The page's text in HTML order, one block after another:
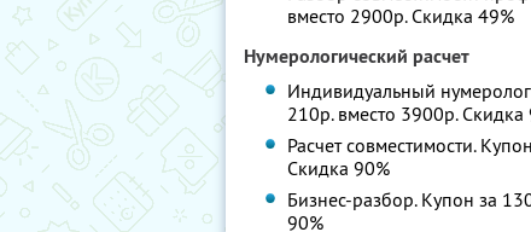
вместо 2900р. Скидка 49%
Нумерологический расчет
Индивидуальный
210р. вместо 3900р. Скидка
Расчет совместимости.
Скидка 90%
Бизнес-разбор. Купон за
90%